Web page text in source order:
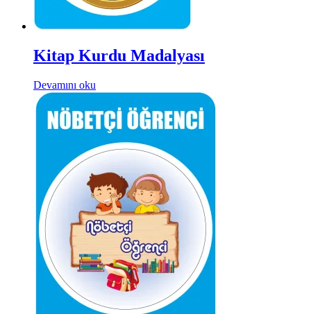
Kitap Kurdu Madalyası
Devamını oku